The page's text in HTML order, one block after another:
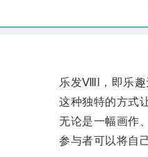
乐发Ⅷl，即乐趣无
这种独特的方式让
无论是一幅画作、
参与者可以将自己